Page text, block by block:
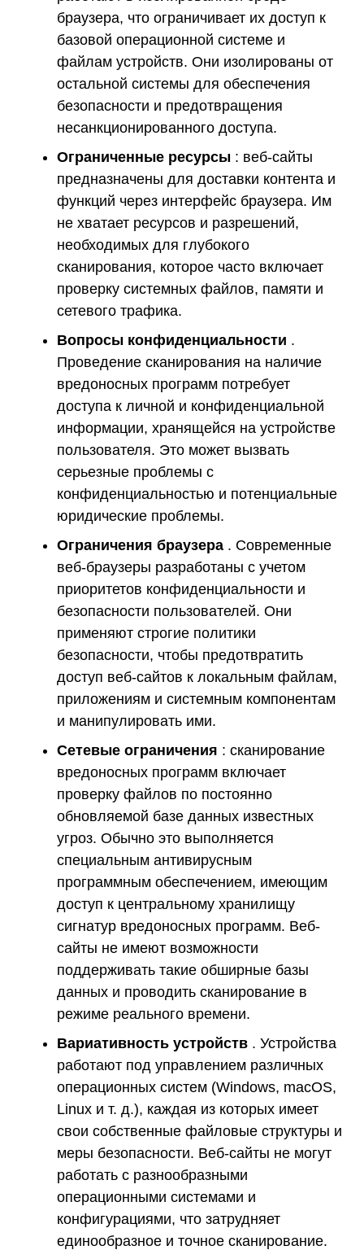
браузера, что ограничивает их доступ к
базовой операционной системе и
файлам устройств. Они изолированы от
остальной системы для обеспечения
безопасности и предотвращения
несанкционированного доступа.
Ограниченные ресурсы : веб-сайты
предназначены для доставки контента и
функций через интерфейс браузера. Им
не хватает ресурсов и разрешений,
необходимых для глубокого
сканирования, которое часто включает
проверку системных файлов, памяти и
сетевого трафика.
Вопросы конфиденциальности .
Проведение сканирования на наличие
вредоносных программ потребует
доступа к личной и конфиденциальной
информации, хранящейся на устройстве
пользователя. Это может вызвать
серьезные проблемы с
конфиденциальностью и потенциальные
юридические проблемы.
Ограничения браузера . Современные
веб-браузеры разработаны с учетом
приоритетов конфиденциальности и
безопасности пользователей. Они
применяют строгие политики
безопасности, чтобы предотвратить
доступ веб-сайтов к локальным файлам,
приложениям и системным компонентам
и манипулировать ими.
Сетевые ограничения : сканирование
вредоносных программ включает
проверку файлов по постоянно
обновляемой базе данных известных
угроз. Обычно это выполняется
специальным антивирусным
программным обеспечением, имеющим
доступ к центральному хранилищу
сигнатур вредоносных программ. Веб-
сайты не имеют возможности
поддерживать такие обширные базы
данных и проводить сканирование в
режиме реального времени.
Вариативность устройств . Устройства
работают под управлением различных
операционных систем (Windows, macOS,
Linux и т. д.), каждая из которых имеет
свои собственные файловые структуры и
меры безопасности. Веб-сайты не могут
работать с разнообразными
операционными системами и
конфигурациями, что затрудняет
единообразное и точное сканирование.